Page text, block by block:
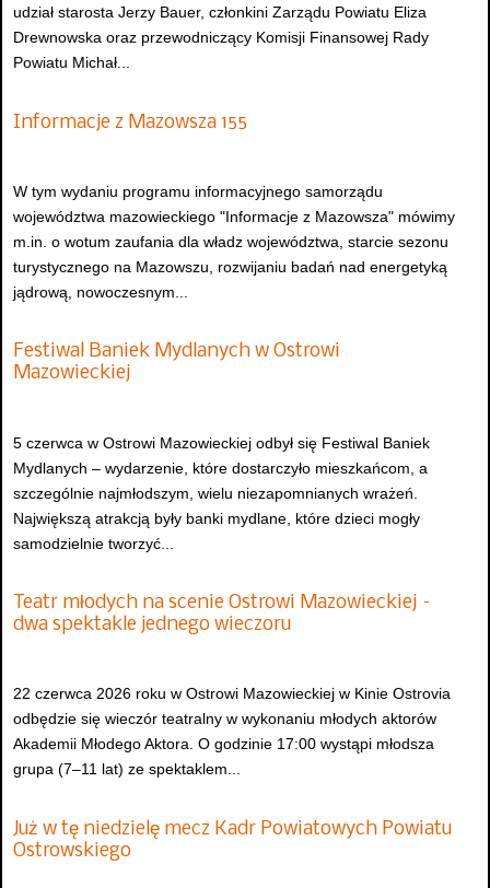
udział starosta Jerzy Bauer, członkini Zarządu Powiatu Eliza
Drewnowska oraz przewodniczący Komisji Finansowej Rady
Powiatu Michał...
Informacje z Mazowsza 155
W tym wydaniu programu informacyjnego samorządu
województwa mazowieckiego "Informacje z Mazowsza" mówimy
m.in. o wotum zaufania dla władz województwa, starcie sezonu
turystycznego na Mazowszu, rozwijaniu badań nad energetyką
jądrową, nowoczesnym...
Festiwal Baniek Mydlanych w Ostrowi
Mazowieckiej
5 czerwca w Ostrowi Mazowieckiej odbył się Festiwal Baniek
Mydlanych – wydarzenie, które dostarczyło mieszkańcom, a
szczególnie najmłodszym, wielu niezapomnianych wrażeń.
Największą atrakcją były banki mydlane, które dzieci mogły
samodzielnie tworzyć...
Teatr młodych na scenie Ostrowi Mazowieckiej –
dwa spektakle jednego wieczoru
22 czerwca 2026 roku w Ostrowi Mazowieckiej w Kinie Ostrovia
odbędzie się wieczór teatralny w wykonaniu młodych aktorów
Akademii Młodego Aktora. O godzinie 17:00 wystąpi młodsza
grupa (7–11 lat) ze spektaklem...
Już w tę niedzielę mecz Kadr Powiatowych Powiatu
Ostrowskiego